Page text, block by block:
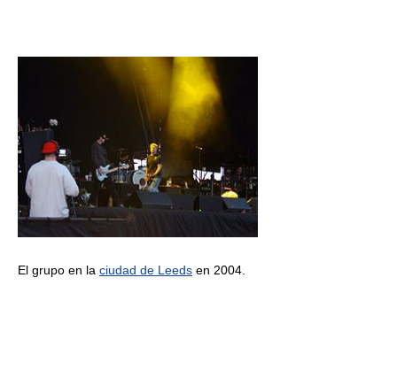
El grupo en la ciudad de Leeds en 2004.